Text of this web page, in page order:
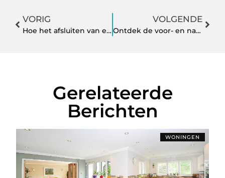
VORIG
Hoe het afsluiten van een persoonlijke lening uw kredietscore beïnvloedt
VOLGENDE
Ontdek de voor- en nadelen van houtskoolbarbecues
Gerelateerde
Berichten
WONINGEN